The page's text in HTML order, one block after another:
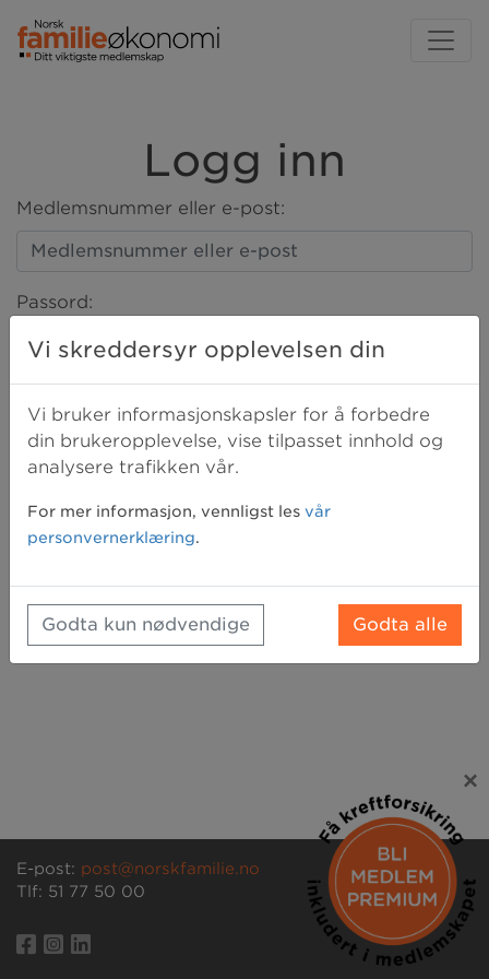
Logg inn
Medlemsnummer eller e-post:
Passord:
LOGG INN
E-post: post@norskfamilie.no
Tlf: 51 77 50 00
×
Vi skreddersyr opplevelsen din
Vi bruker informasjonskapsler for å forbedre
din brukeropplevelse, vise tilpasset innhold og
analysere trafikken vår.
For mer informasjon, vennligst les vår
personvernerklæring.
Godta kun nødvendige Godta alle